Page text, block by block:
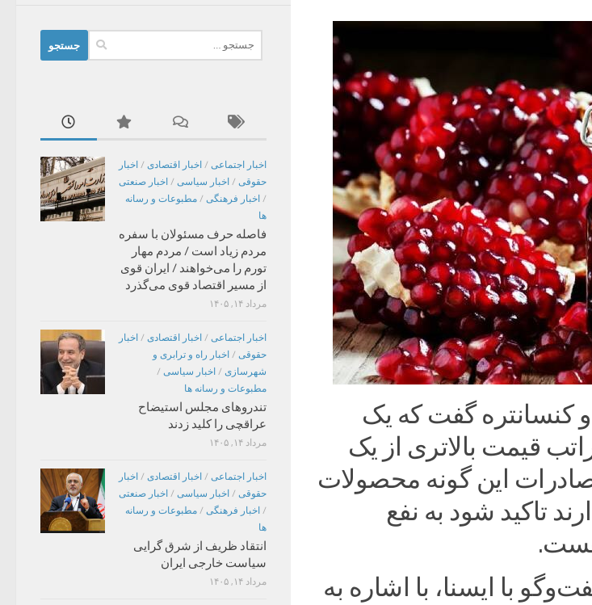
و کنسانتره گفت که یک
قیمت بالاتری از یک
این گونه محصولات
تاکید شود به نفع
با ایسنا، با اشاره به
برای:
اخبار اجتماعی / اخبار اقتصادی / اخبار
حقوقی / اخبار سیاسی / اخبار صنعتی
/ اخبار فرهنگی / مطبوعات و رسانه
ها
فاصله حرف مسئولان با سفره
مردم زیاد است / مردم مهار
تورم را می‌خواهند / ایران قوی
از مسیر اقتصاد قوی می‌گذرد
مرداد ۱۴, ۱۴۰۵
اخبار اجتماعی / اخبار اقتصادی / اخبار
حقوقی / اخبار راه و ترابری و
شهرسازی / اخبار سیاسی /
مطبوعات و رسانه ها
تندروهای مجلس استیضاح
عراقچی را کلید زدند
مرداد ۱۴, ۱۴۰۵
اخبار اجتماعی / اخبار اقتصادی / اخبار
حقوقی / اخبار سیاسی / اخبار صنعتی
/ اخبار فرهنگی / مطبوعات و رسانه
ها
انتقاد ظریف از شرق گرایی
سیاست خارجی ایران
مرداد ۱۴, ۱۴۰۵